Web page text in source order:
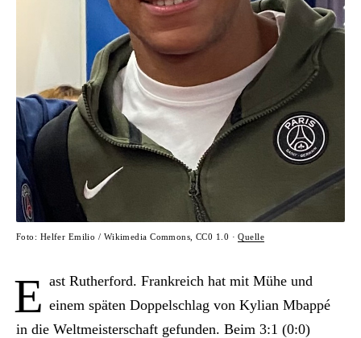
Foto: Helfer Emilio / Wikimedia Commons, CC0 1.0 ·Quelle
E ast Rutherford. Frankreich hat mit Mühe und
einem späten Doppelschlag von Kylian Mbappé
in die Weltmeisterschaft gefunden. Beim 3:1 (0:0)